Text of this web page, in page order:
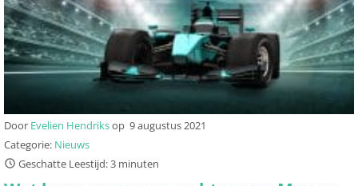
Door Evelien Hendriksop 9 augustus 2021
Categorie: Nieuws
Geschatte Leestijd: 3 minuten